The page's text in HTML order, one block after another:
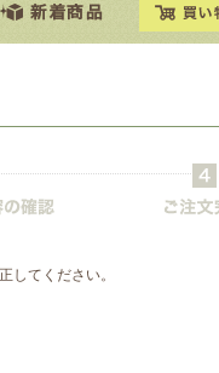
してください。